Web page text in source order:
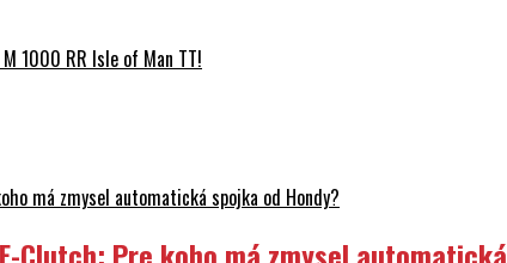
M 1000 RR Isle of Man TT!
má zmysel automatická spojka od Hondy?
Clutch: Pre koho má zmysel